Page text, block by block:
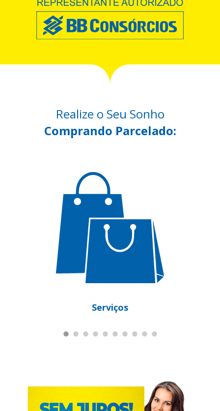
Realize o Seu Sonho
Comprando Parcelado:
Serviços